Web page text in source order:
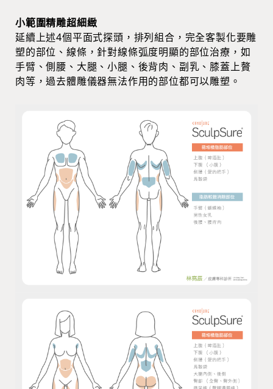
小範圍精雕超細緻
延續上述4個平面式探頭，排列組合，完全客製化要雕
塑的部位、線條，針對線條弧度明顯的部位治療，如
手臂、側腰、大腿、小腿、後背肉、副乳、膝蓋上贅
肉等，過去體雕儀器無法作用的部位都可以雕塑。